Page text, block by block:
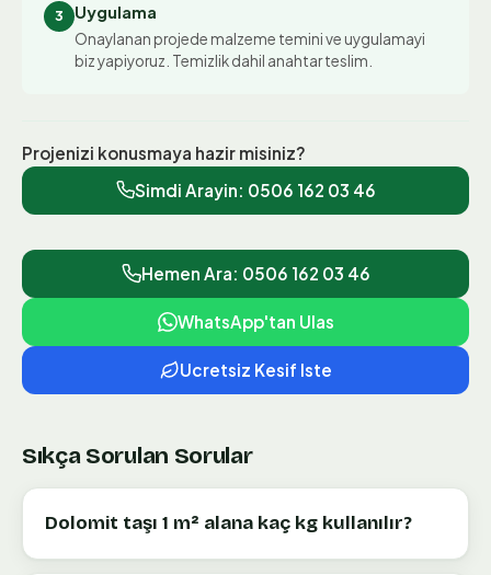
3 Uygulama
Onaylanan projede malzeme temini ve uygulamayi
biz yapiyoruz. Temizlik dahil anahtar teslim.
Projenizi konusmaya hazir misiniz?
Simdi Arayin: 0506 162 03 46
Hemen Ara: 0506 162 03 46
WhatsApp'tan Ulas
Ucretsiz Kesif Iste
Sıkça Sorulan Sorular
Dolomit taşı 1 m² alana kaç kg kullanılır?